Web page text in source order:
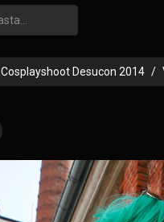
Cosplayshoot Desucon 2014